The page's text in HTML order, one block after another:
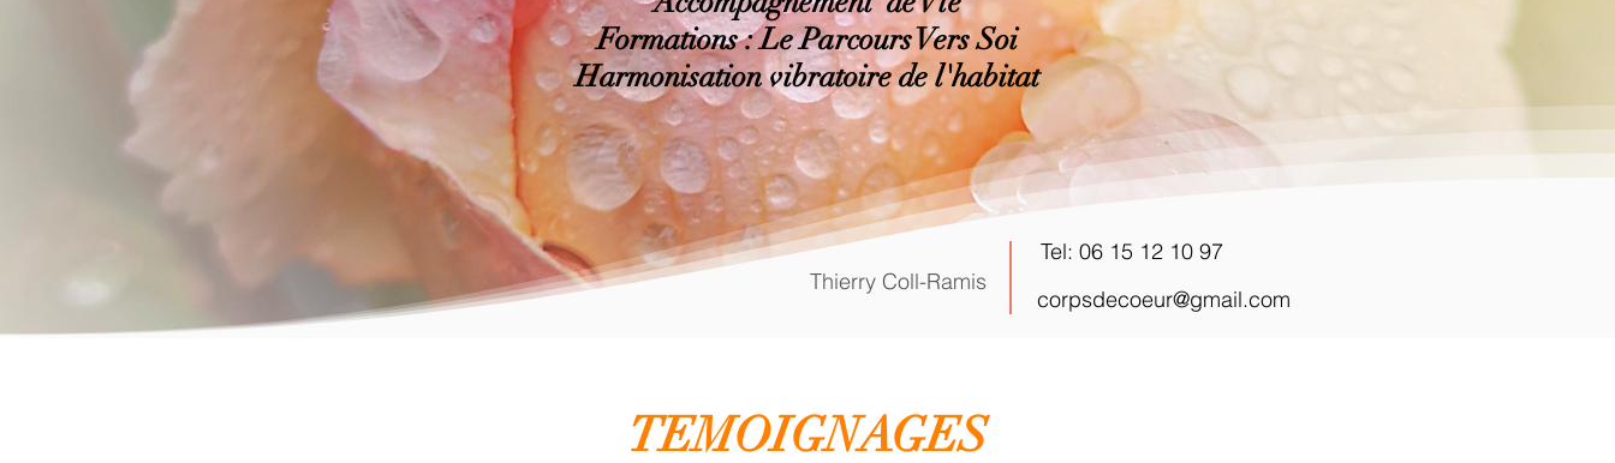
Thierry Coll-Ramis
Tel: 06 15 12 10 97
corpsdecoeur@gmail.com
Formations: Le Parcours Vers Soi
Harmonisation vibratoire de l'habitat
TEMOIGNAGES